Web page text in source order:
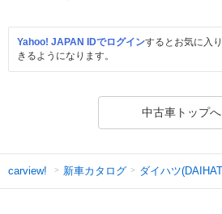
Yahoo! JAPAN IDでログインするとお気に入
きるようになります。
中古車トップへ
carview! 新車カタログ ダイハツ